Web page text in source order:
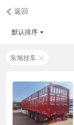
返回
默认排序
东旭挂车